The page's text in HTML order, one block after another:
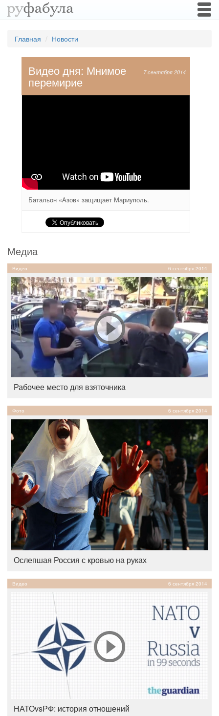
Главная Новости
7 сентября 2014
Видео дня: Мнимое
перемирие
Батальон «Азов» защищает Мариуполь.
Медиа
Видео 6 сентября 2014
Рабочее место для взяточника
Фото 6 сентября 2014
Ослепшая Россия с кровью на руках
Видео 6 сентября 2014
НАТОvsРФ: история отношений